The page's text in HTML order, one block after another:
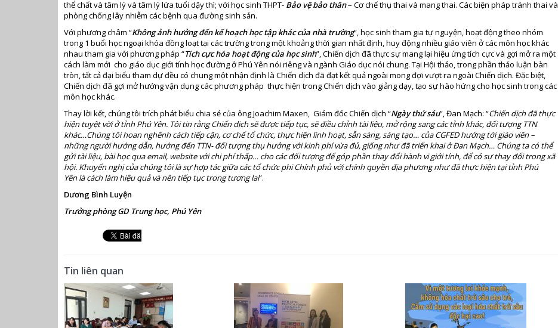
thể chất và tâm lý và tâm lý lứa tuổi dậy thì; với học sinh THPT- Bảo vệ bảo thân– Cơ chế thụ thai và mang thai. Các biện pháp tránh thai và
phòng chống lây nhiễm các bệnh qua đường sinh sản.
Với phương châm “Không ảnh hưởng đến kế hoạch học tập khác của nhà trường”, học sinh tham gia tự nguyện, hoạt động theo nhóm
trong 1 buổi học ngoại khóa đồng loạt tại các trường trong một khoảng thời gian nhất định, huy động nhiều giáo viên ở các môn học khác
nhau tham gia với phương pháp “Tích cực hóa hoạt động của học sinh”, Chiến dịch đã thực sự mang lại hiệu ứng tích cực và gợi mở ra một
cách làm mới cho giáo dục giới tính học đường ở Phú Yên nói riêng và ngành Giáo dục nói chung. Tại Hội thảo, trong phần thảo luận bàn
tròn, tất cả đại biểu tham dự đều có chung một nhận định là Chiến dịch đã đạt kết quả ngoài mong đợi vượt ra ngoài Chiến dịch. Đặc biệt,
Chiến dịch đã gợi mở hướng vận dụng các phương pháp thực hiện trong Chiến dịch vào giảng dạy, tạo sự hào hứng cho học sinh trong các
môn học khác.
Thay lời kết, chúng tôi trích phát biểu chia sẻ của ông Joachim Maxen, Giám đốc Chiến dịch “Ngày thứ sáu”, Đan Mạch: “Chiến dịch đã thực
hiện tuyệt vời ở tỉnh Phú Yên. Tôi tin rằng Chiến dịch sẽ được tiếp tục, sẽ điều chỉnh tài liệu, mở rộng sang các tỉnh khác, đối tượng TTN
khác…Chúng tôi hoan nghênh cách tiếp cận, cơ chế tổ chức, thực hiện linh hoạt, sẵn sàng, sáng tạo… của CGFED hướng tới giáo viên –
những người hướng dẫn, hướng đến TTN- đối tượng thụ hưởng với kinh phí vừa đủ, giống như đã triển khai ở Đan Mạch… Chúng ta có thể
gửi tài liệu, bài học qua email, website với chi phí thấp… cho các đối tượng để góp phần thay đổi hành vi giới tính, để có sự thay đổi trong xã
hội. Khuyến nghị của chúng tôi là sự hợp tác giữa các tổ chức phi Chính phủ với chính quyền địa phương như đã thực hiện tại tỉnh Phú
Yên là cách làm hiệu quả và nên tiếp tục trong tương lai”.
Dương Bình Luyện
Trưởng phòng GD Trung học, Phú Yên
Tin liên quan